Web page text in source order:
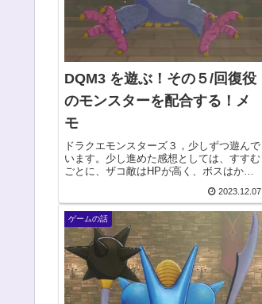
DQM3 を遊ぶ！その５/回復役
のモンスターを配合する！メ
モ
ドラクエモンスターズ３，少しずつ遊んで
います。少し進めた感想としては、すすむ
ごとに、ザコ敵はHPが高く、ボスはかな
いうちから、回復役、ヒーラー、特に「ベ
ホマズン」を使えるモンスターを準備して
おいた方がい...
2023.12.07
ゲームの話